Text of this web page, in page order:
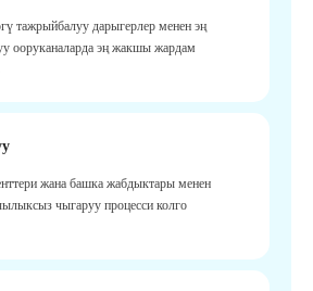
тажрыйбалуу дарыгерлер менен эң
ооруканаларда эң жакшы жардам
жана башка жабдыктары менен
чыгаруу процесси колго